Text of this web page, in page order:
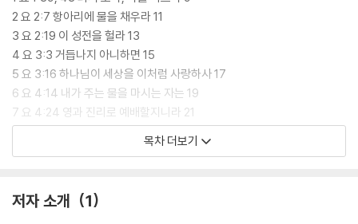
2 요 2:7 항아리에 물을 채우라 11
3 요 2:19 이 성전을 헐라 13
4 요 3:3 거듭나지 아니하면 15
5 요 3:16 하나님이 세상을 이처럼 사랑하사 17
6 요 4:14 내가 주는 물을 마시는 자는 19
7 요 4:24 영과 진리로 예배할지니라 21
8 요 5:6 네가 낫고자 하느냐 23
9 요 5:8 일어나 네 자리를 들고 걸어가라 25
12 요 6:12 남은 조각을 거두고 31
목차 더보기
저자 소개 1